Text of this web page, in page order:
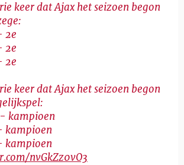
keer dat Ajax het seizoen begon
2e
2e
2e
keer dat Ajax het seizoen begon
kampioen
kampioen
kampioen
nvGkZz0vO3